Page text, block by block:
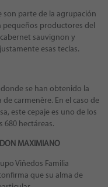
son parte de la agrupación
pequeños productores del
sauvignon y
esas teclas.
se han obtenido la
carmenère. En el caso de
este cepaje es uno de los
680 hectáreas.
MAXIMIANO
Viñedos Familia
que su alma de